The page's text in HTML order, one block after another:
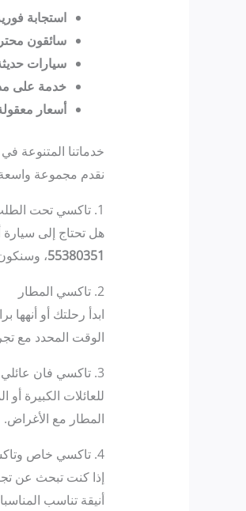
استجابة
سائقون
سيارات
خدمة على
أسعار
خدماتنا المتنوعة
نقدم مجموعة
1. تاكسي تحت الطلب الكويت
هل تحتاج إلى
55380351،
2. تاكسي المطار
ابدأ رحلتك أو أنهها
الوقت المحدد مع
3. تاكسي فان عائلي
للعائلات الكبيرة
المطار مع الأغراض.
4. تاكسي خاص وتاكسي VIP
إذا كنت تبحث عن
أنيقة تناسب